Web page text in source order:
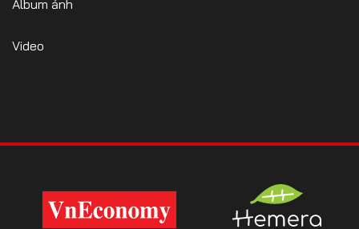
Album ảnh
Video